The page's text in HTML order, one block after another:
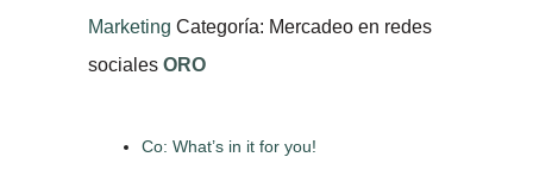
Marketing Categoría: Mercadeo en redes
sociales ORO
Co: What’s in it for you!